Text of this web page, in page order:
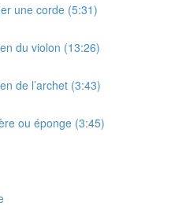
une corde (5:31)
du violon (13:26)
de l’archet (3:43)
ou éponge (3:45)